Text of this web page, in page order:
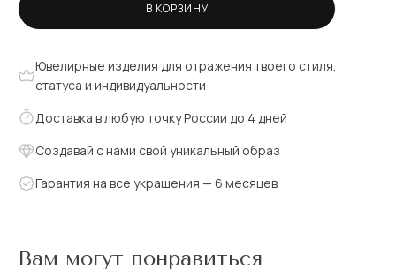
В КОРЗИНУ
Ювелирные изделия для отражения твоего стиля,
статуса и индивидуальности
Доставка в любую точку России до 4 дней
Создавай с нами свой уникальный образ
Гарантия на все украшения — 6 месяцев
Вам могут понравиться